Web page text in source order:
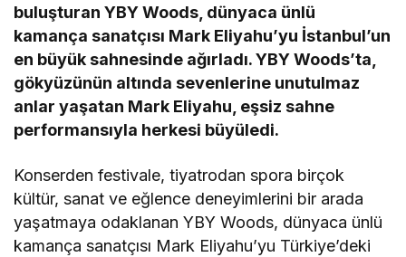
buluşturan YBY Woods, dünyaca ünlü
kamança sanatçısı Mark Eliyahu’yu İstanbul’un
en büyük sahnesinde ağırladı. YBY Woods’ta,
gökyüzünün altında sevenlerine unutulmaz
anlar yaşatan Mark Eliyahu, eşsiz sahne
performansıyla herkesi büyüledi.
Konserden festivale, tiyatrodan spora birçok
kültür, sanat ve eğlence deneyimlerini bir arada
yaşatmaya odaklanan YBY Woods, dünyaca ünlü
kamança sanatçısı Mark Eliyahu’yu Türkiye’deki